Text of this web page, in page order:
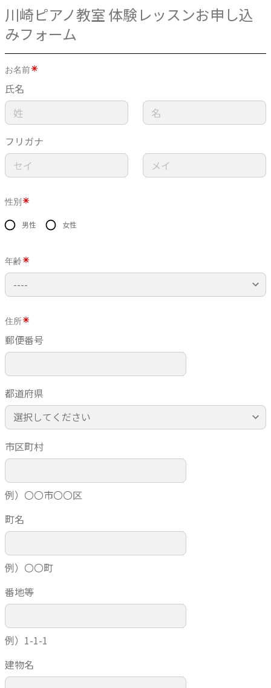
川崎ピアノ教室 体験レッスンお申し込
みフォーム
お名前
氏名
フリガナ
性別
男性 女性
年齢
住所
郵便番号
都道府県
市区町村
例）〇〇市〇〇区
町名
例）〇〇町
番地等
例）1-1-1
建物名